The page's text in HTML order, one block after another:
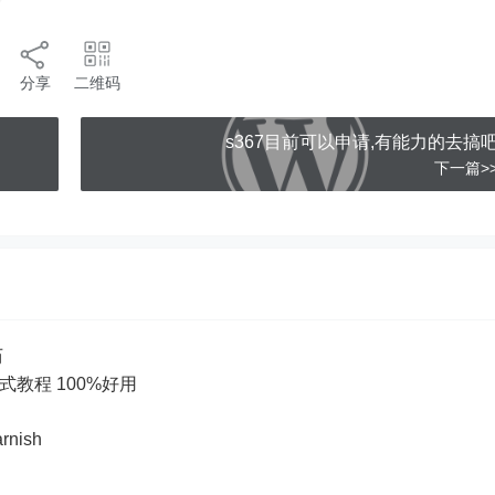
分享 二维码
s367目前可以申请,有能力的去搞
下一篇
教程 100%好用